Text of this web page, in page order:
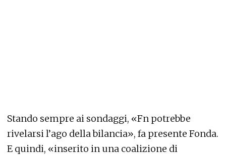
Stando sempre ai sondaggi, «Fn potrebbe
rivelarsi l’ago della bilancia», fa presente Fonda.
E quindi, «inserito in una coalizione di